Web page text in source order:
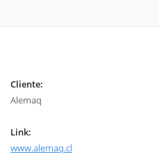
Cliente:
Alemaq
Link:
www.alemaq.cl